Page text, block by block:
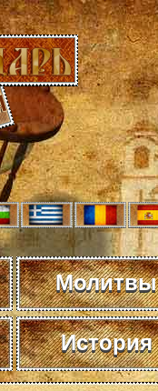
Молитвы
История